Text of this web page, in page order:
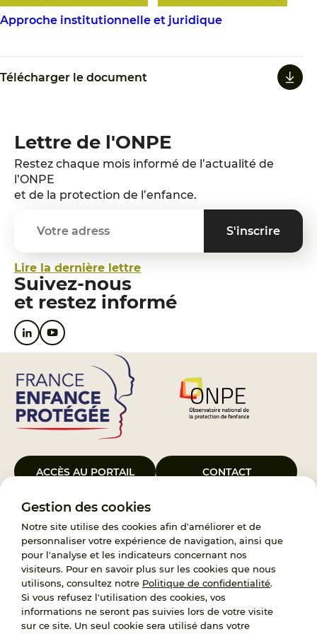
Gestion des cookies
Notre site utilise des cookies afin d'améliorer et de
personnaliser votre expérience de navigation, ainsi que
pour l'analyse et les indicateurs concernant nos
visiteurs. Pour en savoir plus sur les cookies que nous
utilisons, consultez notre Politique de confidentialité.
Si vous refusez l'utilisation des cookies, vos
informations ne seront pas suivies lors de votre visite
sur ce site. Un seul cookie sera utilisé dans votre
Approche institutionnelle et juridique
Télécharger le document
Lettre de l'ONPE
Restez chaque mois informé de l’actualité de
l’ONPE
et de la protection de l’enfance.
Lire la dernière lettre
Suivez-nous
et restez informé
ACCÈS AU PORTAIL CONTACT
Le Groupement d’Intérêt Public France Enfance Protégée, créé le 5
janvier 2023, a pour objet d’assurer les missions de service public du
119, d’accompagnement des adoptants et de traitement des
demandes d’accès aux origines personnelles. France Enfance
Protégée est également un observatoire et une ressource pour
l’ensemble des professionnels, ainsi qu’un appui à l’élaboration de la
politique publique à travers le soutien à l’activité des conseils
nationaux.